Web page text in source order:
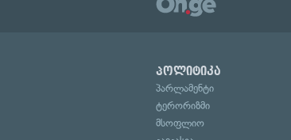
პოლიტიკა
პარლამენტი
ტერორიზმი
მსოფლიო